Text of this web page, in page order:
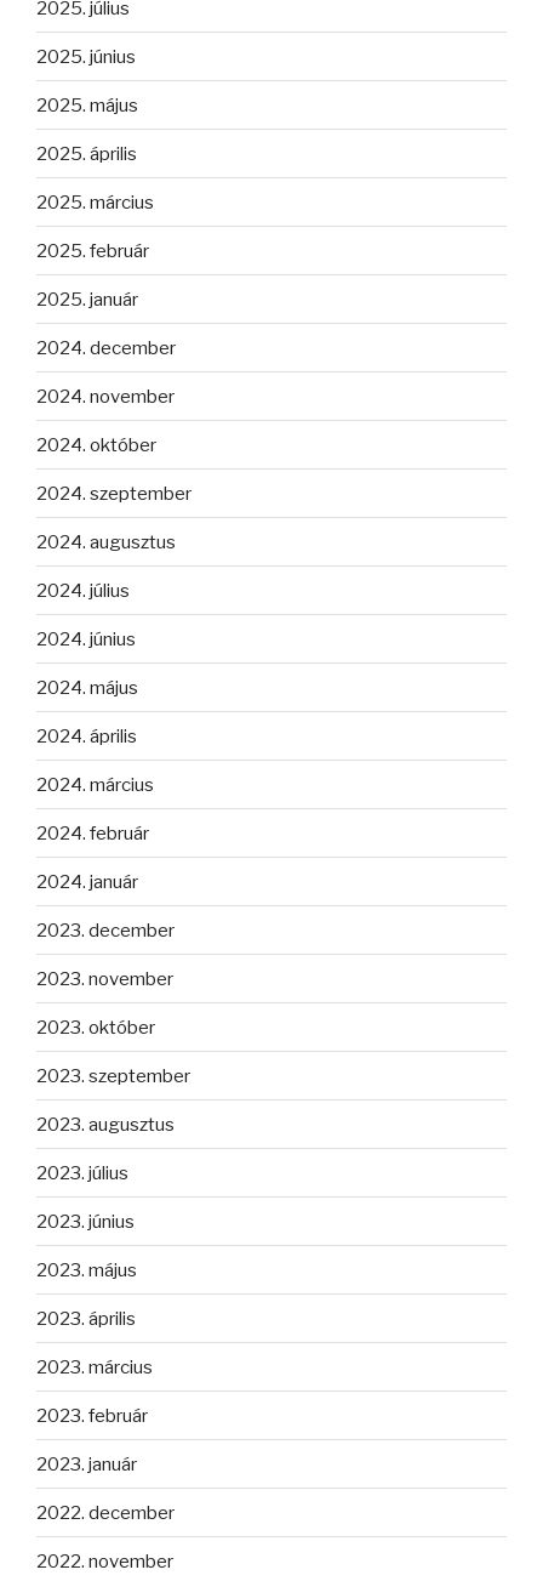
2025. július
2025. június
2025. május
2025. április
2025. március
2025. február
2025. január
2024. december
2024. november
2024. október
2024. szeptember
2024. augusztus
2024. július
2024. június
2024. május
2024. április
2024. március
2024. február
2024. január
2023. december
2023. november
2023. október
2023. szeptember
2023. augusztus
2023. július
2023. június
2023. május
2023. április
2023. március
2023. február
2023. január
2022. december
2022. november